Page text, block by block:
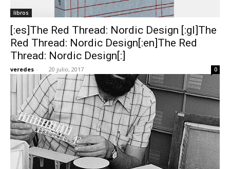
libros
[:es]The Red Thread: Nordic Design [:gl]The
Red Thread: Nordic Design[:en]The Red
Thread: Nordic Design[:]
veredes - 20 julio, 2017 0